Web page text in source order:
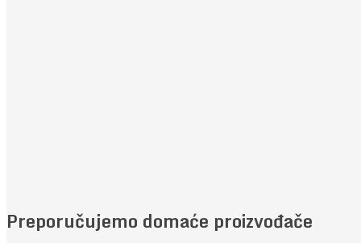
Preporučujemo domaće proizvođače